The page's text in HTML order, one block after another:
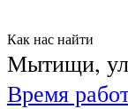
Как нас найти
Мытищи,
Время